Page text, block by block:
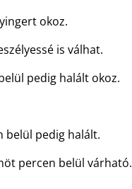
okoz.
is válhat.
pedig halált okoz.
belül pedig halált.
percen belül várható.